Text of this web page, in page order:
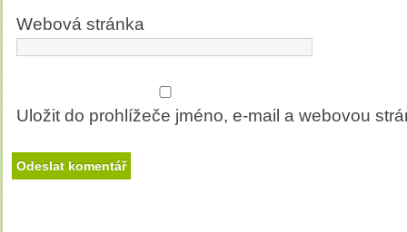
Webová stránka
Uložit do prohlížeče jméno, e-mail a webovou